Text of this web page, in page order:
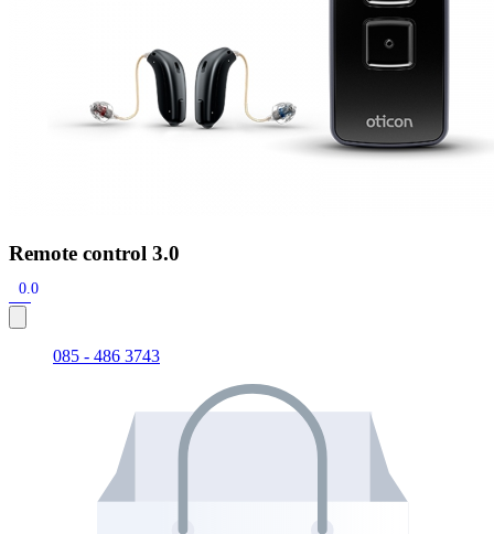
Remote control 3.0
0.0
085 - 486 3743